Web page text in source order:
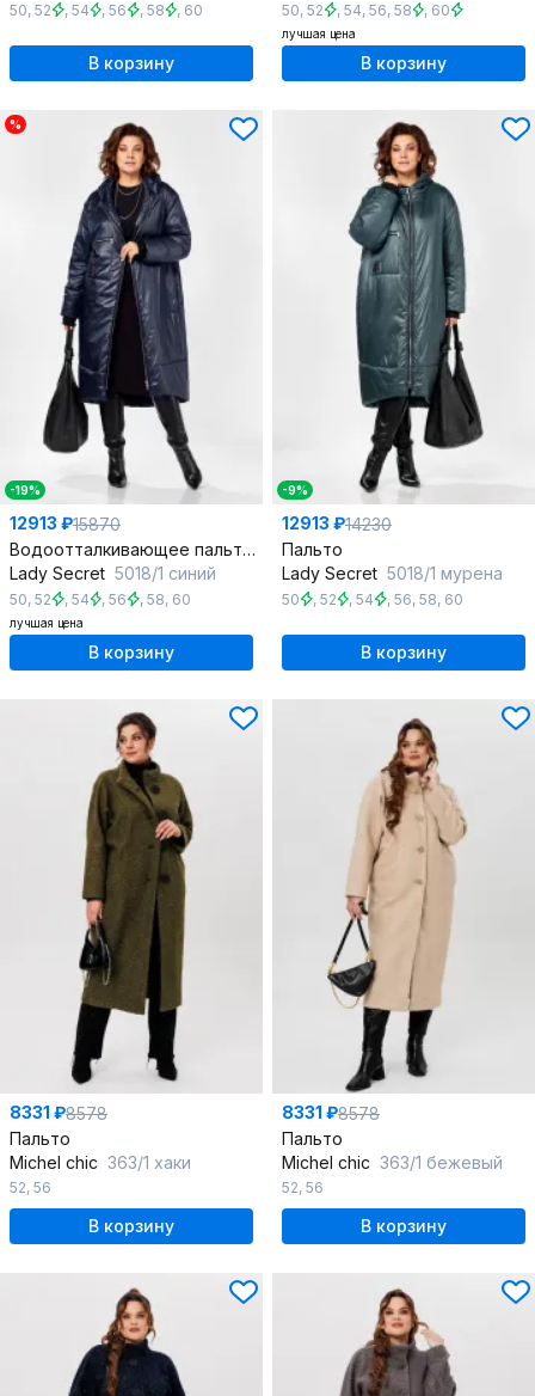
50, 52 , 54 , 56 , 58 , 60
В корзину
50, 52 , 54, 56, 58 , 60
лучшая цена
В корзину
%
-19%
12913 ₽15870
Водоотталкивающее пальто с капюшоном и утеплителем
Lady Secret 5018/1 синий
50, 52 , 54 , 56 , 58, 60
лучшая цена
В корзину
-9%
12913 ₽14230
Пальто
Lady Secret 5018/1 мурена
50 , 52 , 54 , 56, 58, 60
В корзину
8331 ₽8578
Пальто
Michel chic 363/1 хаки
52, 56
В корзину
8331 ₽8578
Пальто
Michel chic 363/1 бежевый
52, 56
В корзину